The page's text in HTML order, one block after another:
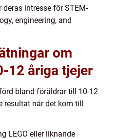
intresse för STEM-
engineering, and
om
12 åriga tjejer
bland föräldrar till 10-12
resultat när det kom till
LEGO eller liknande